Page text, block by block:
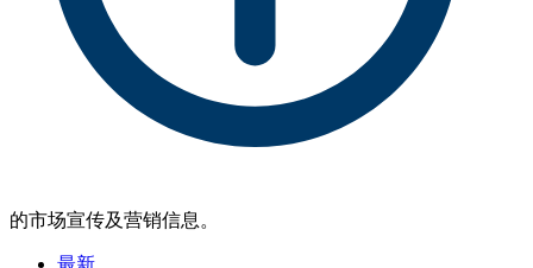
的市场宣传及营销信息。